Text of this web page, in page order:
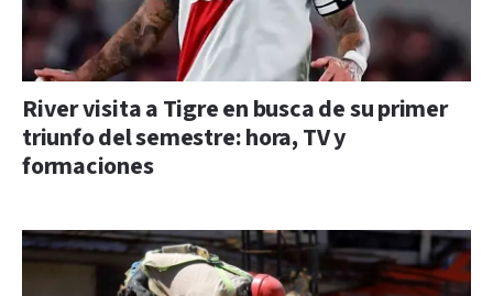
River visita a Tigre en busca de su primer
triunfo del semestre: hora, TV y
formaciones